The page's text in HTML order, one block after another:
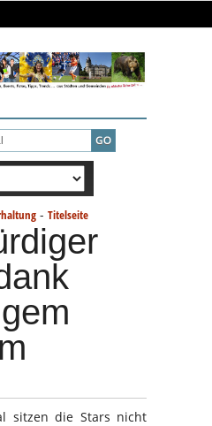
- Titelseite
sitzen die Stars nicht